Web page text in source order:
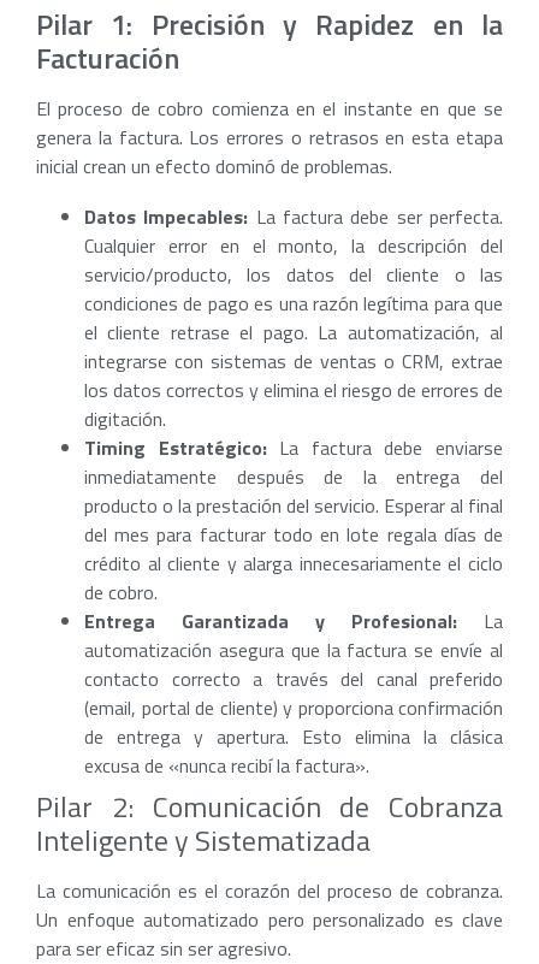
Pilar 1: Precisión y Rapidez en la
Facturación
El proceso de cobro comienza en el instante en que se
genera la factura. Los errores o retrasos en esta etapa
inicial crean un efecto dominó de problemas.
Datos Impecables: La factura debe ser perfecta.
Cualquier error en el monto, la descripción del
servicio/producto, los datos del cliente o las
condiciones de pago es una razón legítima para que
el cliente retrase el pago. La automatización, al
integrarse con sistemas de ventas o CRM, extrae
los datos correctos y elimina el riesgo de errores de
digitación.
Timing Estratégico:La factura debe enviarse
inmediatamente después de la entrega del
producto o la prestación del servicio. Esperar al final
del mes para facturar todo en lote regala días de
crédito al cliente y alarga innecesariamente el ciclo
de cobro.
Entrega Garantizada y Profesional: La
automatización asegura que la factura se envíe al
contacto correcto a través del canal preferido
(email, portal de cliente) y proporciona confirmación
de entrega y apertura. Esto elimina la clásica
excusa de «nunca recibí la factura».
Pilar 2: Comunicación de Cobranza
Inteligente y Sistematizada
La comunicación es el corazón del proceso de cobranza.
Un enfoque automatizado pero personalizado es clave
para ser eficaz sin ser agresivo.